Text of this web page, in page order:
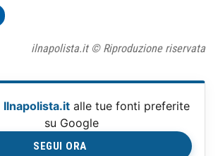
ilnapolista.it © Riproduzione riservata
Ilnapolista.it alle tue fonti preferite
su Google
SEGUI ORA